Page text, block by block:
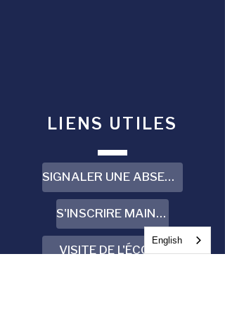
LIENS UTILES
SIGNALER UNE ABSENCE
S'INSCRIRE MAINTENANT
VISITE DE L'ÉCOLE
English